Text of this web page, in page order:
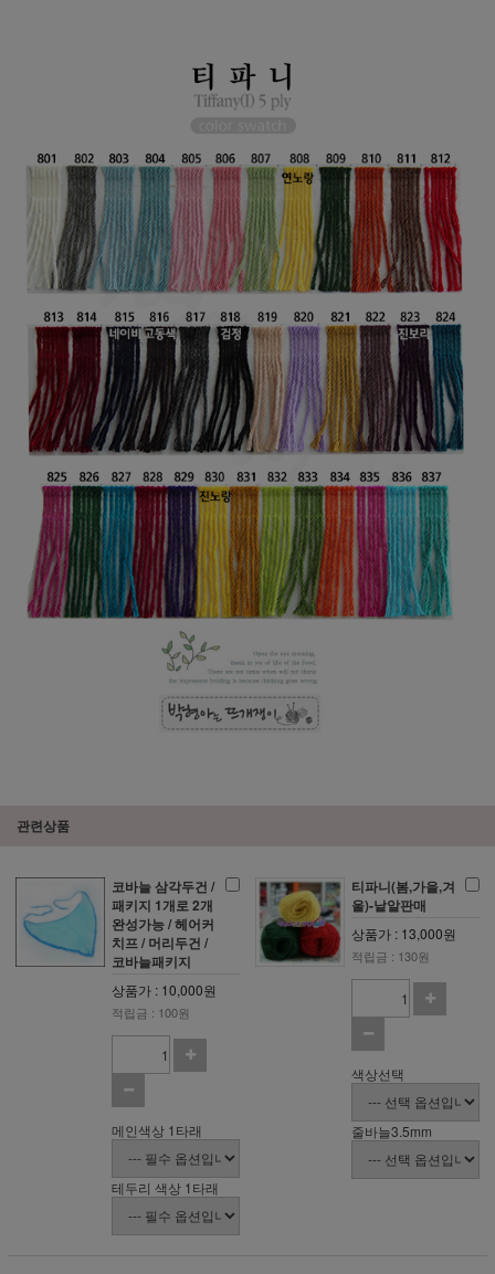
관련상품
코바늘 삼각두건 /
패키지 1개로 2개
완성가능 / 헤어커
치프 / 머리두건 /
코바늘패키지
상품가 : 10,000원
적립금 : 100원
메인색상 1타래
테두리 색상 1타래
티파니(봄,가을,겨
울)-낱알판매
상품가 : 13,000원
적립금 : 130원
색상선택
줄바늘3.5mm